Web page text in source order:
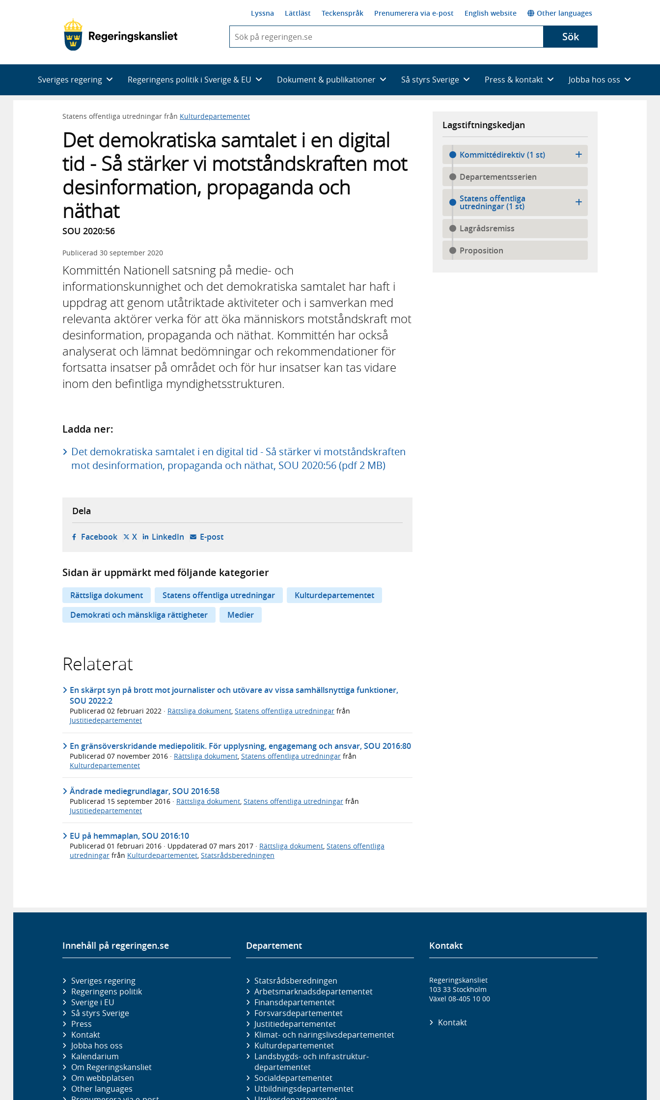
Lyssna Lättläst Teckenspråk Prenumerera via e-post English website Other languages
du
skriva
framträder
en
med
Sök
Sveriges regering Regeringens politik i Sverige & EU Dokument & publikationer Så styrs Sverige Press & kontakt Jobba hos oss
Statens offentliga utredningar från Kulturdepartementet
Det demokratiska samtalet i en digital
tid - Så stärker vi motståndskraften mot
desinformation, propaganda och
näthat
SOU 2020:56
Publicerad 30 september 2020
Kommittén Nationell satsning på medie- och
informationskunnighet och det demokratiska samtalet har haft i
uppdrag att genom utåtriktade aktiviteter och i samverkan med
relevanta aktörer verka för att öka människors motståndskraft mot
desinformation, propaganda och näthat. Kommittén har också
analyserat och lämnat bedömningar och rekommendationer för
fortsatta insatser på området och för hur insatser kan tas vidare
inom den befintliga myndighetsstrukturen.
Ladda ner:
Det demokratiska samtalet i en digital tid - Så stärker vi motståndskraften
mot desinformation, propaganda och näthat, SOU 2020:56 (pdf 2 MB)
Lagstiftningskedjan
Kommittédirektiv (1 st)
Departementsserien
Statens offentliga
utredningar (1 st)
Lagrådsremiss
Proposition
Dela
Facebook- öppnas i ny flik, extern webbplats,
X- öppnas i ny flik, extern webbplats,
LinkedIn- öppnas i ny flik, extern webbplats,
E-post- öppnar din e-postklient,
Sidan är uppmärkt med följande kategorier
Rättsliga dokument Statens offentliga utredningar
Kulturdepartementet
Demokrati och mänskliga rättigheter
Medier
Relaterat
En skärpt syn på brott mot journalister och utövare av vissa samhällsnyttiga funktioner,
SOU 2022:2
Publicerad 02 februari 2022 · Rättsliga dokument, Statens offentliga utredningar från
Justitiedepartementet
En gränsöverskridande mediepolitik. För upplysning, engagemang och ansvar, SOU 2016:80
Publicerad 07 november 2016 · Rättsliga dokument, Statens offentliga utredningar från
Kulturdepartementet
Ändrade mediegrundlagar, SOU 2016:58
Publicerad 15 september 2016 · Rättsliga dokument Statens offentliga utredningar från
Justitiedepartementet
EU på hemmaplan, SOU 2016:10
Publicerad 01 februari 2016 · Uppdaterad 07 mars 2017 · Rättsliga dokument, Statens offentliga
utredningar från Kulturdepartementet, Statsrådsberedningen
Innehåll på regeringen.se
Sveriges regering
Regeringens politik
Sverige i EU
Så styrs Sverige
Press
Kontakt
Jobba hos oss
Kalendarium
Om Regeringskansliet
Om webbplatsen
Other languages
Departement
Statsrådsberedningen
Arbetsmarknads­departementet
Finans­departementet
Försvars­departementet
Justitie­departementet
Klimat- och näringslivs­departementet
Kultur­departementet
Landsbygds- och infrastruktur­
departementet
Social­departementet
Utbildnings­departementet
Kontakt
Regeringskansliet
103 33 Stockholm
Växel 08-405 10 00
Kontakt